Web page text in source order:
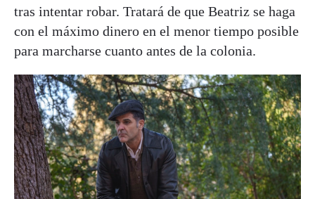
tras intentar robar. Tratará de que Beatriz se haga
con el máximo dinero en el menor tiempo posible
para marcharse cuanto antes de la colonia.